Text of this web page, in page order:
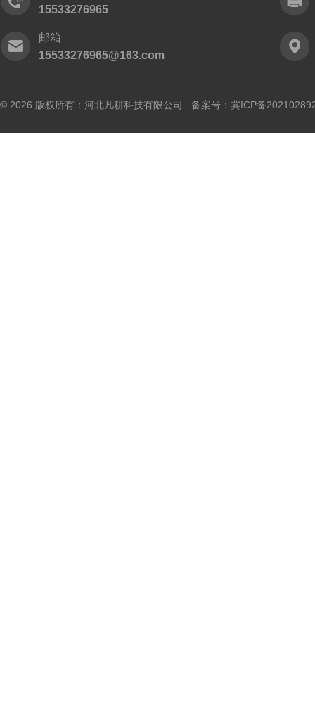
15533276965
邮箱
15533276965@163.com
© 2026 版权所有：河北凡耕科技有限公司 备案号： 冀ICP备